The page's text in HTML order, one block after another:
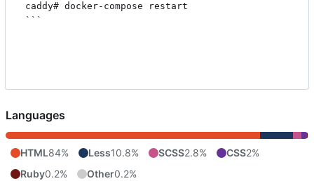
caddy# docker-compose restart
```
Languages
HTML84% Less10.8% SCSS2.8% CSS2%
Ruby0.2% Other0.2%